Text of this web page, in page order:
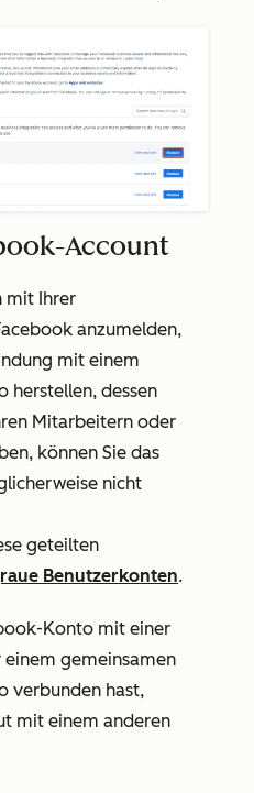
Account
mit Ihrer
anzumelden,
mit einem
herstellen, dessen
Mitarbeitern oder
können Sie das
nicht
geteilten
Benutzerkonten.
Konto mit einer
gemeinsamen
verbunden hast,
mit einem anderen